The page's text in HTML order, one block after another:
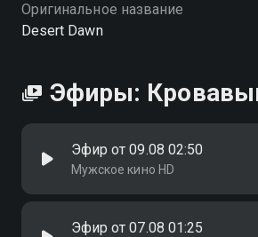
Оригинальное название
Desert Dawn
Эфиры:
Эфир от 09.08 02:50
Мужское кино HD
Эфир от 07.08 01:25